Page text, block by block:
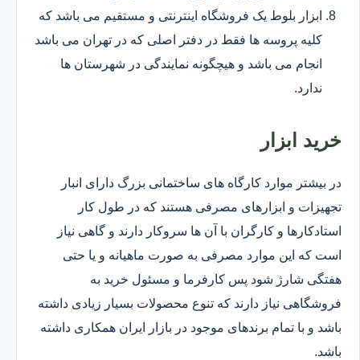
ابزار بلوط یک فروشگاه اینترنتی و مستقیم می باشد که
کلیه پروسه ها فقط در دفتر اصلی که در تهران می باشد
انجام می باشد و هیچگونه نمایندگی در شهرستان ها
ندارد.
خرید ابزار
در بیشتر موارد کارگاه های ساختمانی بزرگ دارای انبار
تجهیزات و ابزارهای مصرفی هستند که در طول کار
استادکارها و کارگران با آن ها سروکار دارند و گاهی نیاز
است که این موارد مصرفی به صورت ماهیانه و یا حتی
هفتگی شارژ شود پس کارفرما و مسئول خرید به
فروشگاهی نیاز دارند که تنوع محصولات بسیار زیادی داشته
باشد و با تمام برندهای موجود در بازار ایران همکاری داشته
باشد.